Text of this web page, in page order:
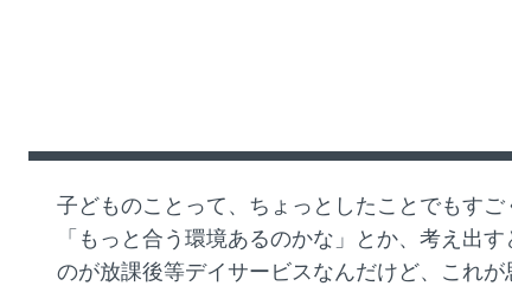
子どものことって、ちょっとしたことでもす
「もっと合う環境あるのかな」とか、考え出
のが放課後等デイサービスなんだけど、これ